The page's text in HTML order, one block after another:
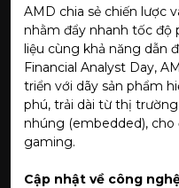
AMD chia sẻ chiến lược
nhằm đẩy nhanh tốc
liệu cùng khả năng dẫn
Financial Analyst Day,
triển với dãy sản phẩm
phú, trải dài từ thị
nhúng (embedded), cho
gaming.
Cập nhật về công